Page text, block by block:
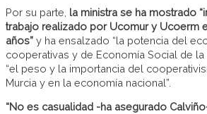
Por su parte, la ministra se ha mostrado
trabajo realizado por Ucomur y Ucoerm
años” y ha ensalzado “la potencia del
cooperativas y de Economía Social de la
“el peso y la importancia del
Murcia y en la economía nacional”.
“No es casualidad -ha asegurado